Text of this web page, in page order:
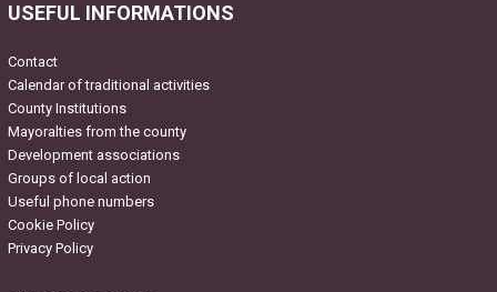
USEFUL INFORMATIONS
Contact
Calendar of traditional activities
County Institutions
Mayoralties from the county
Development associations
Groups of local action
Useful phone numbers
Cookie Policy
Privacy Policy